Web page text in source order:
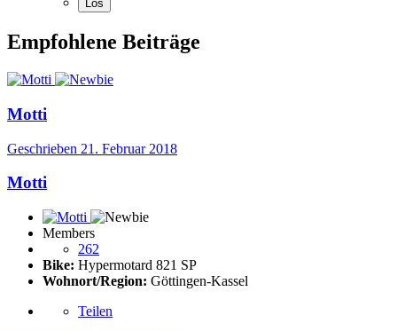
Empfohlene Beiträge
Motti
Geschrieben 21. Februar 2018
Motti
Members
262
Bike: Hypermotard 821 SP
Wohnort/Region: Göttingen-Kassel
Teilen